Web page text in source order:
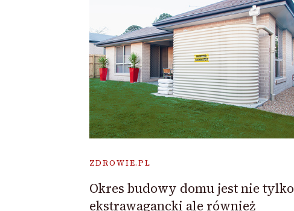
ZDROWIE.PL
Okres budowy domu jest nie tylko
ekstrawagancki ale również